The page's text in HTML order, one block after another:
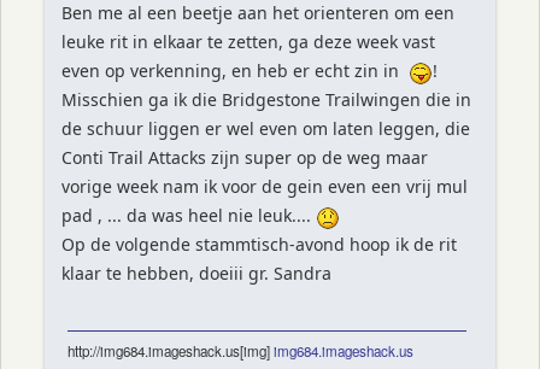
Ben me al een beetje aan het orienteren om een
leuke rit in elkaar te zetten, ga deze week vast
even op verkenning, en heb er echt zin in
!
Misschien ga ik die Bridgestone Trailwingen die in
de schuur liggen er wel even om laten leggen, die
Conti Trail Attacks zijn super op de weg maar
vorige week nam ik voor de gein even een vrij mul
pad , ... da was heel nie leuk....
Op de volgende stammtisch-avond hoop ik de rit
klaar te hebben, doeiii gr. Sandra
http://img684.imageshack.us[img]img684.imageshack.us